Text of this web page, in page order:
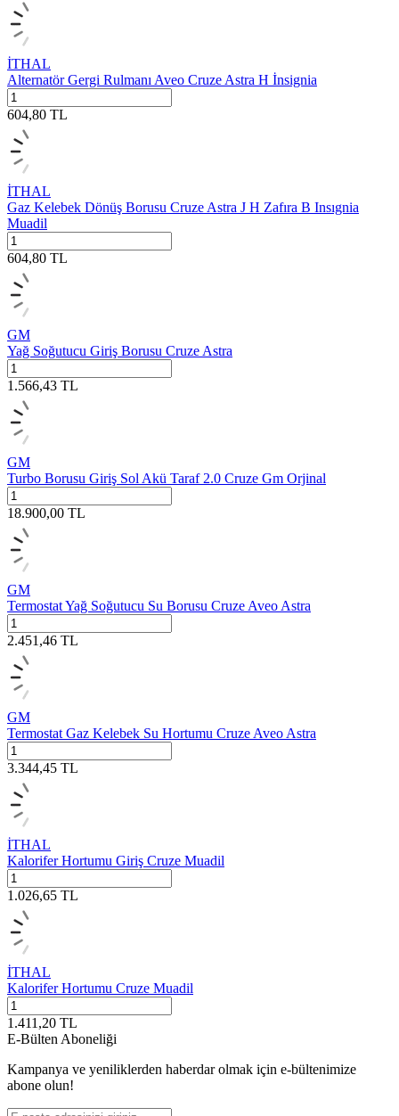
İTHAL
Alternatör Gergi Rulmanı Aveo Cruze Astra H İnsignia
604,80 TL
İTHAL
Gaz Kelebek Dönüş Borusu Cruze Astra J H Zafıra B Insıgnia
Muadil
604,80 TL
GM
Yağ Soğutucu Giriş Borusu Cruze Astra
1.566,43 TL
GM
Turbo Borusu Giriş Sol Akü Taraf 2.0 Cruze Gm Orjinal
18.900,00 TL
GM
Termostat Yağ Soğutucu Su Borusu Cruze Aveo Astra
2.451,46 TL
GM
Termostat Gaz Kelebek Su Hortumu Cruze Aveo Astra
3.344,45 TL
İTHAL
Kalorifer Hortumu Giriş Cruze Muadil
1.026,65 TL
İTHAL
Kalorifer Hortumu Cruze Muadil
1.411,20 TL
E-Bülten Aboneliği
Kampanya ve yeniliklerden haberdar olmak için e-bültenimize
abone olun!